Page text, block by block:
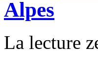
Alpes
La lecture